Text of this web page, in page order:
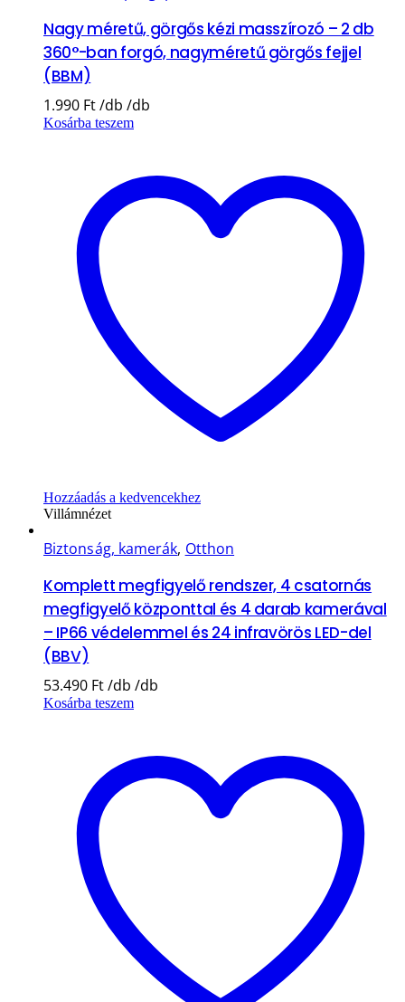
Nagy méretű, görgős kézi masszírozó – 2 db
360°-ban forgó, nagyméretű görgős fejjel
(BBM)
1.990 Ft
Kosárba teszem
Hozzáadás a kedvencekhez
Villámnézet
Biztonság, kamerák, Otthon
Komplett megfigyelő rendszer, 4 csatornás
megfigyelő központtal és 4 darab kamerával
– IP66 védelemmel és 24 infravörös LED-del
(BBV)
53.490 Ft
Kosárba teszem